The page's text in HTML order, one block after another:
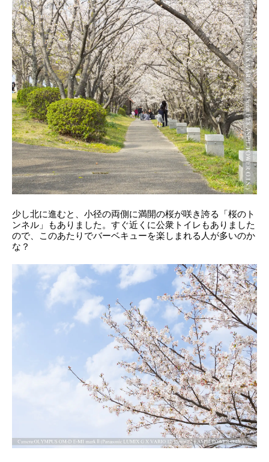
少し北に進むと、小径の両側に満開の桜が咲き誇る「桜のト
ンネル」もありました。すぐ近くに公衆トイレもありました
ので、このあたりでバーベキューを楽しまれる人が多いのか
な？